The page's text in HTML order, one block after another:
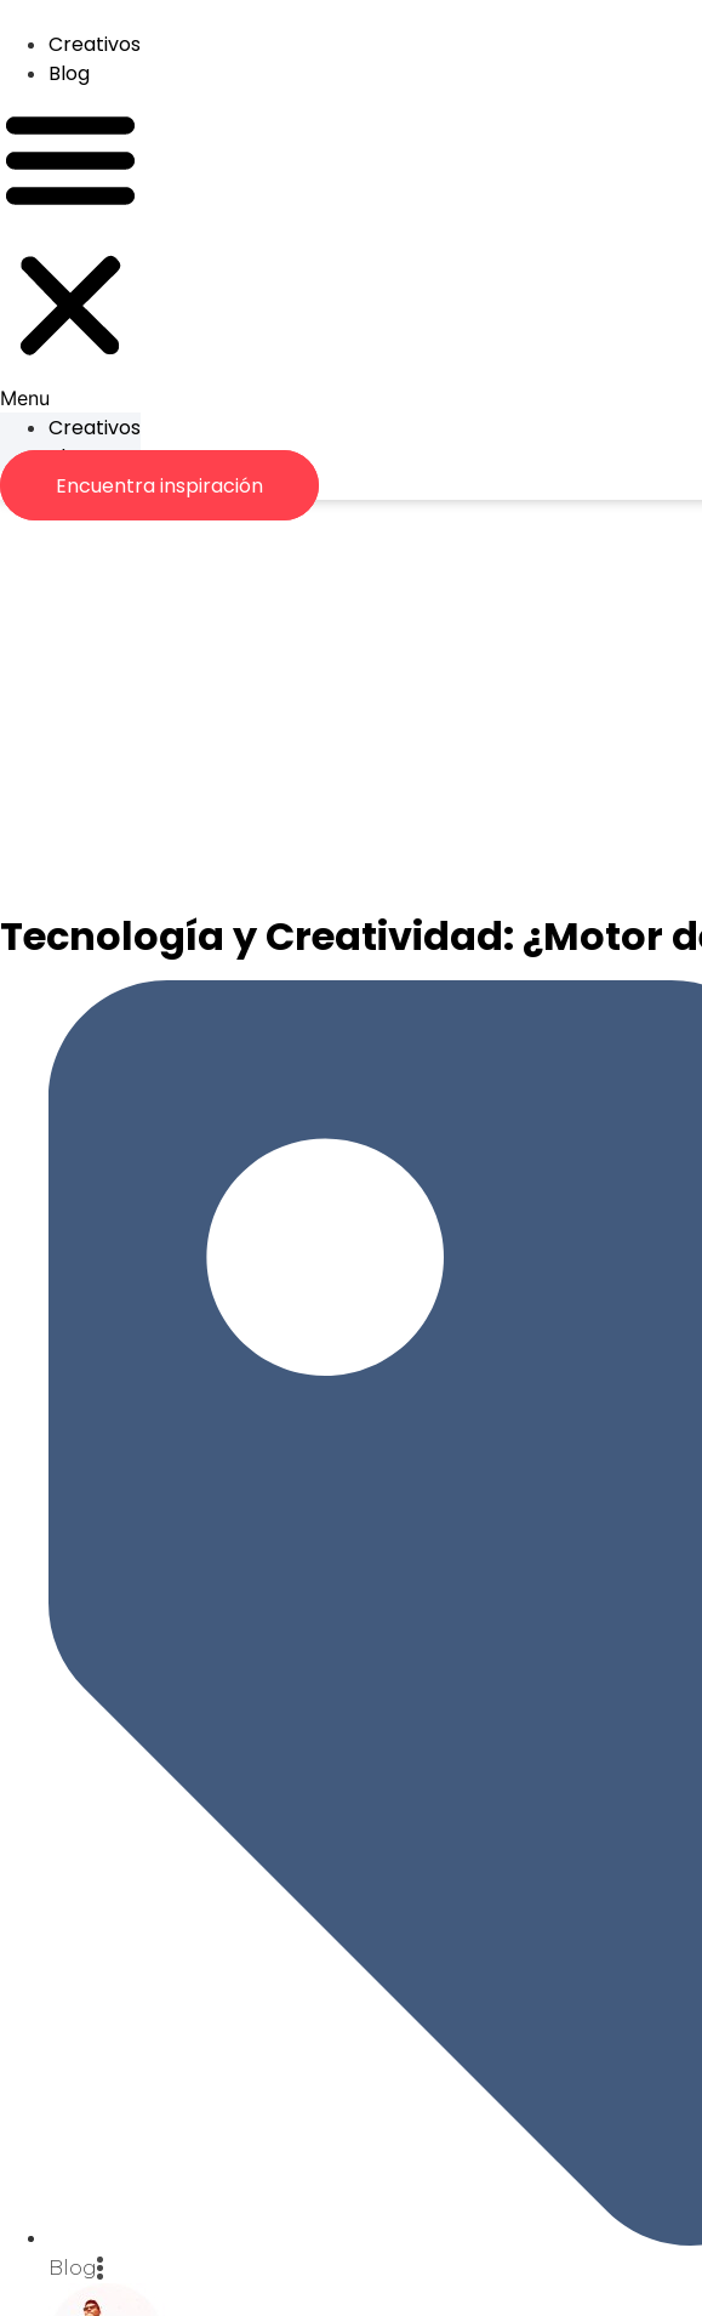
content
Creativos
Blog
Menu
Creativos
Blog
Encuentra inspiración
Tecnología y Creatividad: ¿Motor
Blog